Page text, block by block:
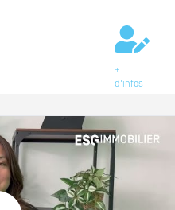
+
d'infos